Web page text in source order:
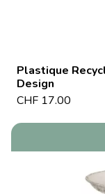
Plastique
Design
CHF 17.00